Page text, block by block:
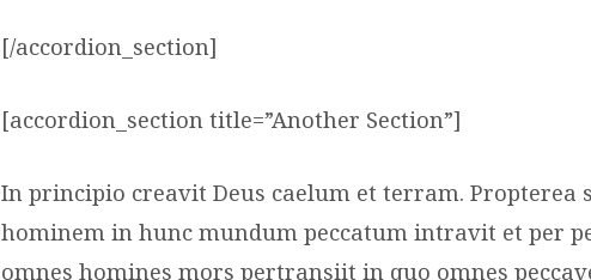
[/accordion_section]
[accordion_section title=”Another Section”]
In principio creavit Deus caelum et terram. Propterea
hominem in hunc mundum peccatum intravit et per
omnes homines mors pertransiit in quo omnes